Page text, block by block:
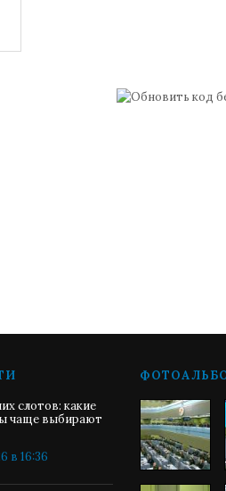
слотов: какие
чаще выбирают
в 16:36